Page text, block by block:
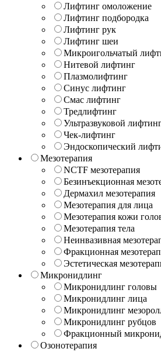
Лифтинг омоложение
Лифтинг подбородка
Лифтинг рук
Лифтинг шеи
Микроигольчатый
Нитевой лифтинг
Плазмолифтинг
Синус лифтинг
Смас лифтинг
Тредлифтинг
Ультразвуковой
Чек-лифтинг
Эндоскопический
Мезотерапия
NCTF мезотерапия
Безинъекционная
Дермахил мезотерапия
Мезотерапия для лица
Мезотерапия кожи
Мезотерапия тела
Неинвазивная
Фракционная
Эстетическая
Микронидлинг
Микронидлинг головы
Микронидлинг лица
Микронидлинг
Микронидлинг рубцов
Фракционный
Озонотерапия